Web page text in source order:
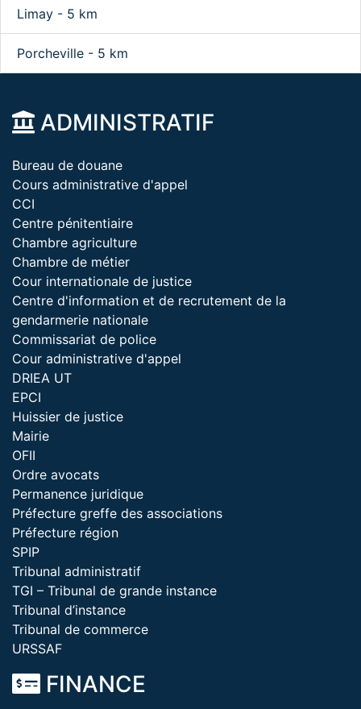
Limay - 5 km
Porcheville - 5 km
ADMINISTRATIF
Bureau de douane
Cours administrative d'appel
CCI
Centre pénitentiaire
Chambre agriculture
Chambre de métier
Cour internationale de justice
Centre d'information et de recrutement de la
gendarmerie nationale
Commissariat de police
Cour administrative d'appel
DRIEA UT
EPCI
Huissier de justice
Mairie
OFII
Ordre avocats
Permanence juridique
Préfecture greffe des associations
Préfecture région
SPIP
Tribunal administratif
TGI – Tribunal de grande instance
Tribunal d’instance
Tribunal de commerce
URSSAF
FINANCE